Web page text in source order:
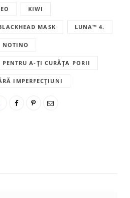
KIWI
MASK LUNA™ 4.
NOTINO
A-ȚI CURĂȚA PORII
IMPERFECȚIUNI